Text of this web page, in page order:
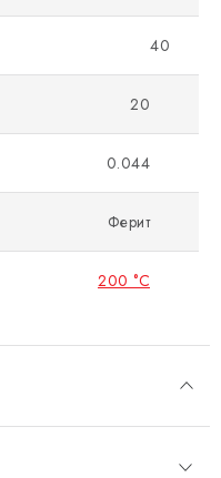
40
20
0.044
Ферит
200 °C